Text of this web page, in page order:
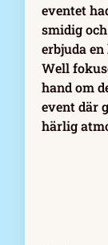
eventet
smidig
erbjuda
Well
hand om
event där
härlig